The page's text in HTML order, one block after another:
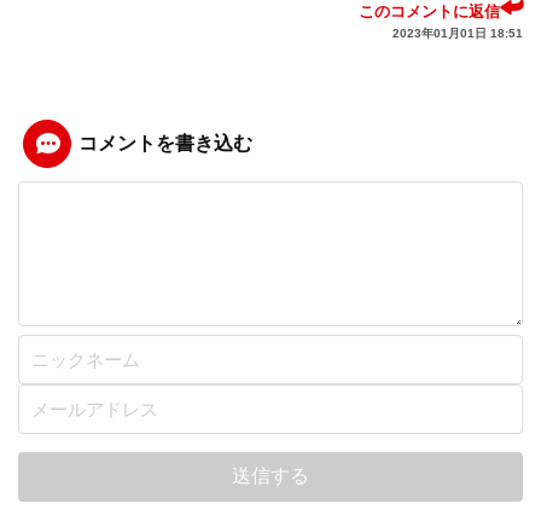
このコメントに返信
2023年01月01日 18:51
コメントを書き込む